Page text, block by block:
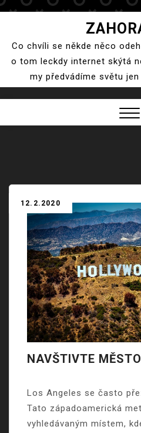
content
Co chvíli se někde něco
o tom leckdy internet skýtá
my předvádíme světu
NAVŠTIVTE
12.2.2020
Los Angeles se často
Tato západoamerická
vyhledávaným místem,